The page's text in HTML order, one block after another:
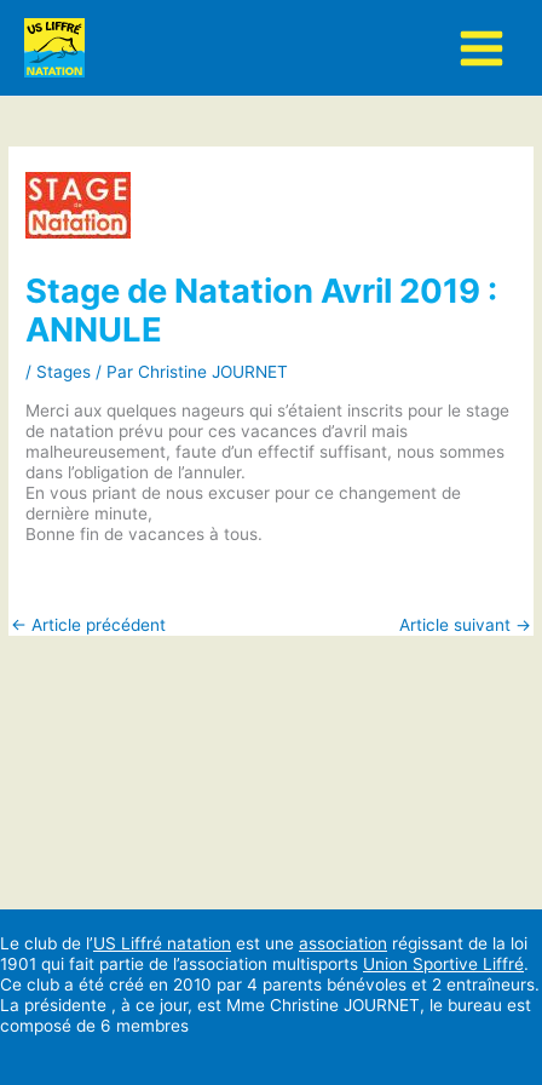
contenu
Stage de Natation Avril 2019 :
ANNULE
/ Stages / ParChristine JOURNET
Merci aux quelques nageurs qui s’étaient inscrits pour le stage
de natation prévu pour ces vacances d’avril mais
malheureusement, faute d’un effectif suffisant, nous sommes
dans l’obligation de l’annuler.
En vous priant de nous excuser pour ce changement de
dernière minute,
Bonne fin de vacances à tous.
← Article précédent Article suivant →
Le club de l’US Liffré natation est une association régissant de la loi
1901 qui fait partie de l’association multisports Union Sportive Liffré.
Ce club a été créé en 2010 par 4 parents bénévoles et 2 entraîneurs.
La présidente , à ce jour, est Mme Christine JOURNET, le bureau est
composé de 6 membres